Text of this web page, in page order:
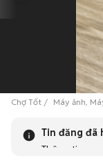
Chợ Tốt Máy ảnh,
Tin đăng đã
Thông tin